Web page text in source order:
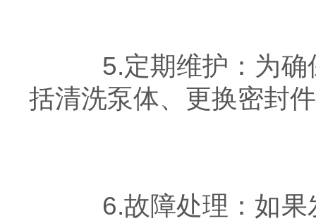
5.定期维护：为确
括清洗泵体、更换密封
6.故障处理：如果